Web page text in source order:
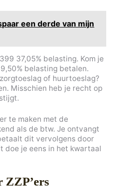
een derde van mijn
37,05% belasting. Kom je
belasting betalen.
of huurtoeslag?
Misschien heb je recht op
te maken met de
als de btw. Je ontvangt
dit vervolgens door
doe je eens in het kwartaal
ZZP’ers